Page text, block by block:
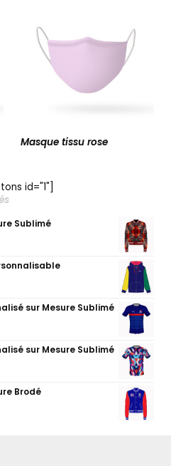
Masque tissu rose
id="1"]
Sublimé
sur Mesure Sublimé
sur Mesure Sublimé
Brodé